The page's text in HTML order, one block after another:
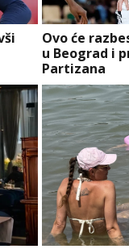
Ovo će
u Beograd i
Partizana